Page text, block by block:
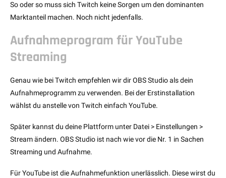
So oder so muss sich Twitch keine Sorgen um den dominanten
Marktanteil machen. Noch nicht jedenfalls.
Aufnahmeprogram für YouTube
Streaming
Genau wie bei Twitch empfehlen wir dir OBS Studio als dein
Aufnahmeprogramm zu verwenden. Bei der Erstinstallation
wählst du anstelle von Twitch einfach YouTube.
Später kannst du deine Plattform unter Datei > Einstellungen >
Stream ändern. OBS Studio ist nach wie vor die Nr. 1 in Sachen
Streaming und Aufnahme.
Für YouTube ist die Aufnahmefunktion unerlässlich. Diese wirst du